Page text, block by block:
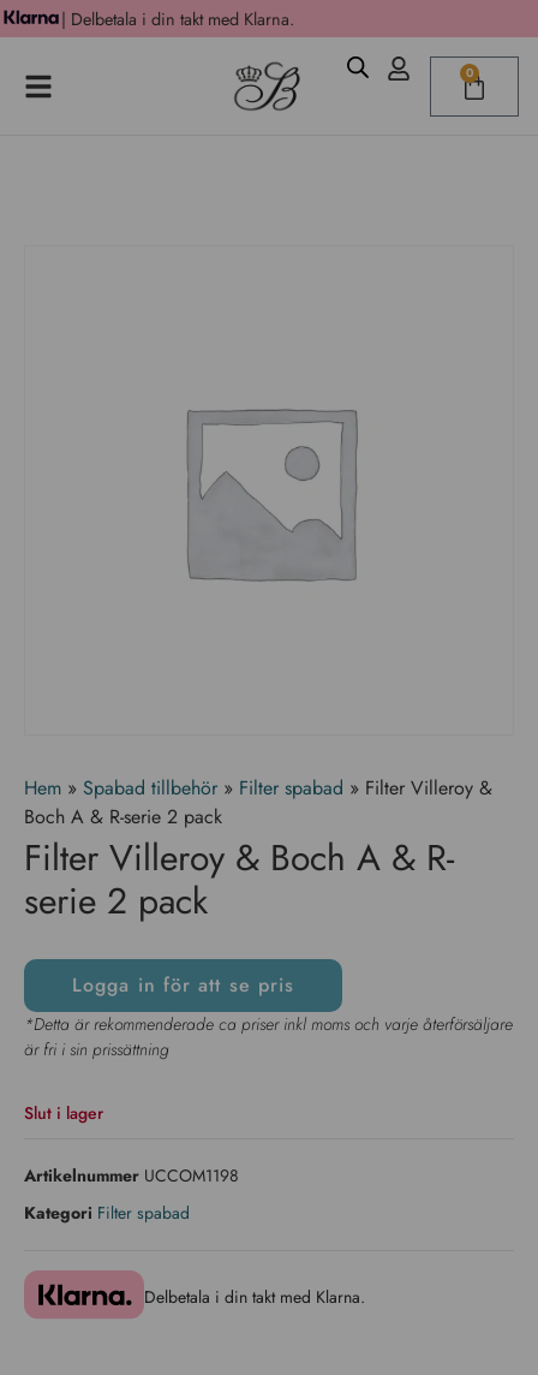
| Delbetala i din takt med Klarna.
0
Hem » Spabad tillbehör » Filter spabad » Filter Villeroy &
Boch A & R-serie 2 pack
Filter Villeroy & Boch A & R-
serie 2 pack
Logga in för att se pris
*Detta är rekommenderade ca priser inkl moms och varje återförsäljare
är fri i sin prissättning
Slut i lager
Artikelnummer UCCOM1198
Kategori Filter spabad
Delbetala i din takt med Klarna.